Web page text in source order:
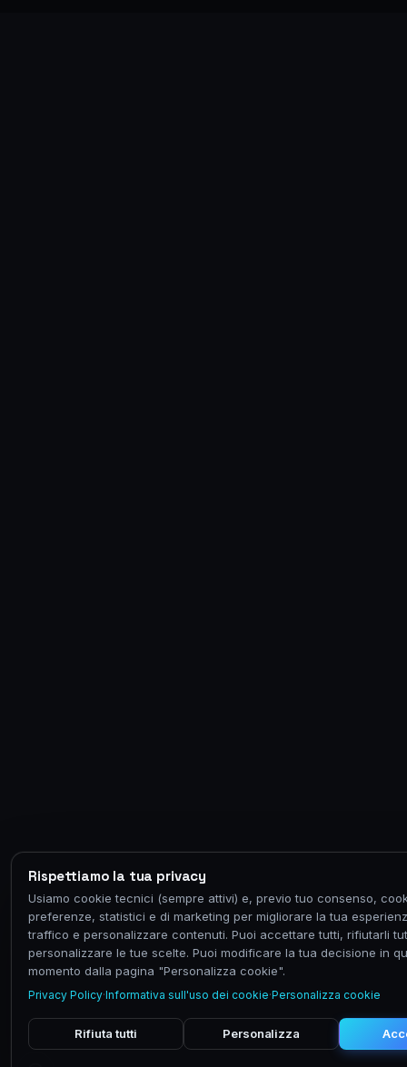
Rispettiamo la tua privacy
Usiamo cookie tecnici (sempre attivi) e, previo tuo consenso,
preferenze, statistici e di marketing per migliorare la tua
traffico e personalizzare contenuti. Puoi accettare tutti, rifiutarli
personalizzare le tue scelte. Puoi modificare la tua decisione in
momento dalla pagina "Personalizza cookie".
Privacy Policy·Informativa sull'uso dei cookie·Personalizza cookie
Rifiuta tutti Personalizza